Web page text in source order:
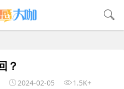
？
2024-02-05
1.5K+